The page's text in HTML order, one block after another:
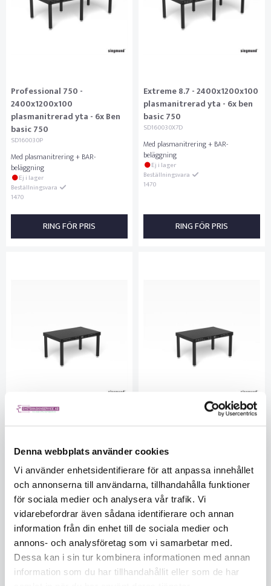
Denna webbplats använder cookies
Vi använder enhetsidentifierare för att anpassa innehållet
och annonserna till användarna, tillhandahålla funktioner
för sociala medier och analysera vår trafik. Vi
vidarebefordrar även sådana identifierare och annan
information från din enhet till de sociala medier och
annons- och analysföretag som vi samarbetar med.
Dessa kan i sin tur kombinera informationen med annan
information som du har tillhandahållit eller som de har
Professional 750 -
2400x1200x100
plasmanitrerad yta - 6x Ben
basic 750
SD160030P
Med plasmanitrering + BAR-
beläggning
Ej i lager
Beställningsvara
1470
RING FÖR PRIS
Extreme 8.7 - 2400x1200x100
plasmanitrerad yta - 6x ben
basic 750
SD160030X7D
Med plasmanitrering + BAR-
beläggning
Ej i lager
Beställningsvara
1470
RING FÖR PRIS
1500x1000x100
plasmanitrerad yta - 4x Ben
basic 750
SD160035P
Med plasmanitrering + BAR-
beläggning
Ej i lager
Beställningsvara
26 890
plasmanitrerad yta - 4x ben
basic 750
SD160035X7D
Med plasmanitrering + BAR-
beläggning
Beställningsvara
1470
30 927